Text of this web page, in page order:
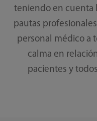
teniendo en cuenta
pautas
personal médico a
calma en
pacientes y